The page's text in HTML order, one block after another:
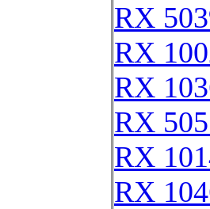
RX
RX
RX
RX
RX
RX